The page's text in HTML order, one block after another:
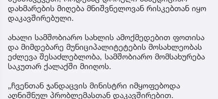
დახმარების მიღება მნიშვნელოვან რისკებთან იყო
დაკავშირებული.
ახალი სამშობიარო სახლის ამოქმედებით ფოთისა
და მიმდებარე მუნიციპალიტეტების მოსახლეობას
ეძლევა შესაძლებლობა, სამშობიარო მომსახურება
საკუთარ ქალაქში მიიღოს.
„ჩვენთან ჯანდაცვის მინისტრი იმყოფებოდა
აღნიშნულ პრობლემასთან დაკავშირებით.